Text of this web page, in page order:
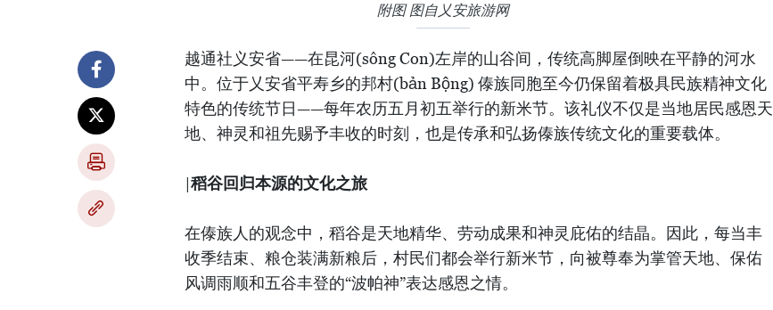
附图 图自乂安旅游网
越通社义安省——在昆河(sông Con)左岸的山谷间，传统高脚屋倒映在平静的河水
中。位于乂安省平寿乡的邦村(bản Bộng) 傣族同胞至今仍保留着极具民族精神文化
特色的传统节日——每年农历五月初五举行的新米节。该礼仪不仅是当地居民感恩天
地、神灵和祖先赐予丰收的时刻，也是传承和弘扬傣族传统文化的重要载体。
|稻谷回归本源的文化之旅
在傣族人的观念中，稻谷是天地精华、劳动成果和神灵庇佑的结晶。因此，每当丰
收季结束、粮仓装满新粮后，村民们都会举行新米节，向被尊奉为掌管天地、保佑
风调雨顺和五谷丰登的“波帕神”表达感恩之情。